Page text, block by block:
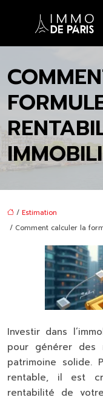
/ Estimation
/ Comment calculer la
Investir dans
pour générer des
patrimoine solide.
rentable, il est
rentabilité de